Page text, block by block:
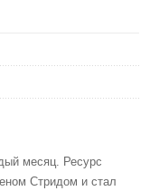
месяц. Ресурс
Стридом и стал